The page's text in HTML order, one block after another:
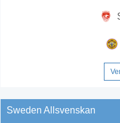
Sweden Allsvenskan